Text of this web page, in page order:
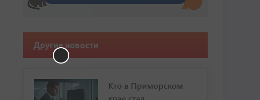
Другие новости
Кто в Приморском